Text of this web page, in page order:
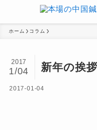
ホーム コラム
新年の挨拶
2017
1/04
2017-01-04